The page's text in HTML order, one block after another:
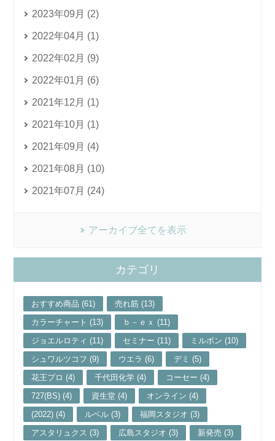
2023年09月 (2)
2022年04月 (1)
2022年02月 (9)
2022年01月 (6)
2021年12月 (1)
2021年10月 (1)
2021年09月 (4)
2021年08月 (10)
2021年07月 (24)
アーカイブ全てを表示
カテゴリ
おすすめ商品 (61)
売れ筋 (13)
カラーチャート (13)
ｂ－ｅｘ (11)
ジョエルロティ (11)
セミナー (11)
ミルボン (10)
シュワルツコフ (9)
ウエラ (6)
デミ (5)
花王プロ (4)
千代田化学 (4)
コーセー (4)
727(BS) (4)
資生堂 (4)
オンライン (4)
(2022) (4)
ルベル (3)
福岡スタジオ (3)
アスタリュクス (3)
広島スタジオ (3)
新発売 (3)